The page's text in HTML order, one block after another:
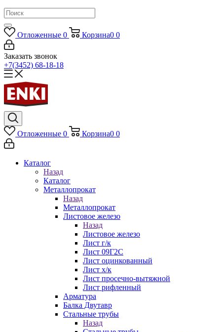
Отложенные 0 Корзина0 0
Заказать звонок
+7(3452) 68-18-18
Отложенные 0 Корзина0 0
Каталог
Назад
Каталог
Металлопрокат
Назад
Металлопрокат
Листовое железо
Назад
Листовое железо
Лист г/к
Лист 09Г2С
Лист оцинкованный
Лист х/к
Лист просечно-вытяжной
Лист рифленный
Арматура
Балка Двутавр
Стальные трубы
Назад